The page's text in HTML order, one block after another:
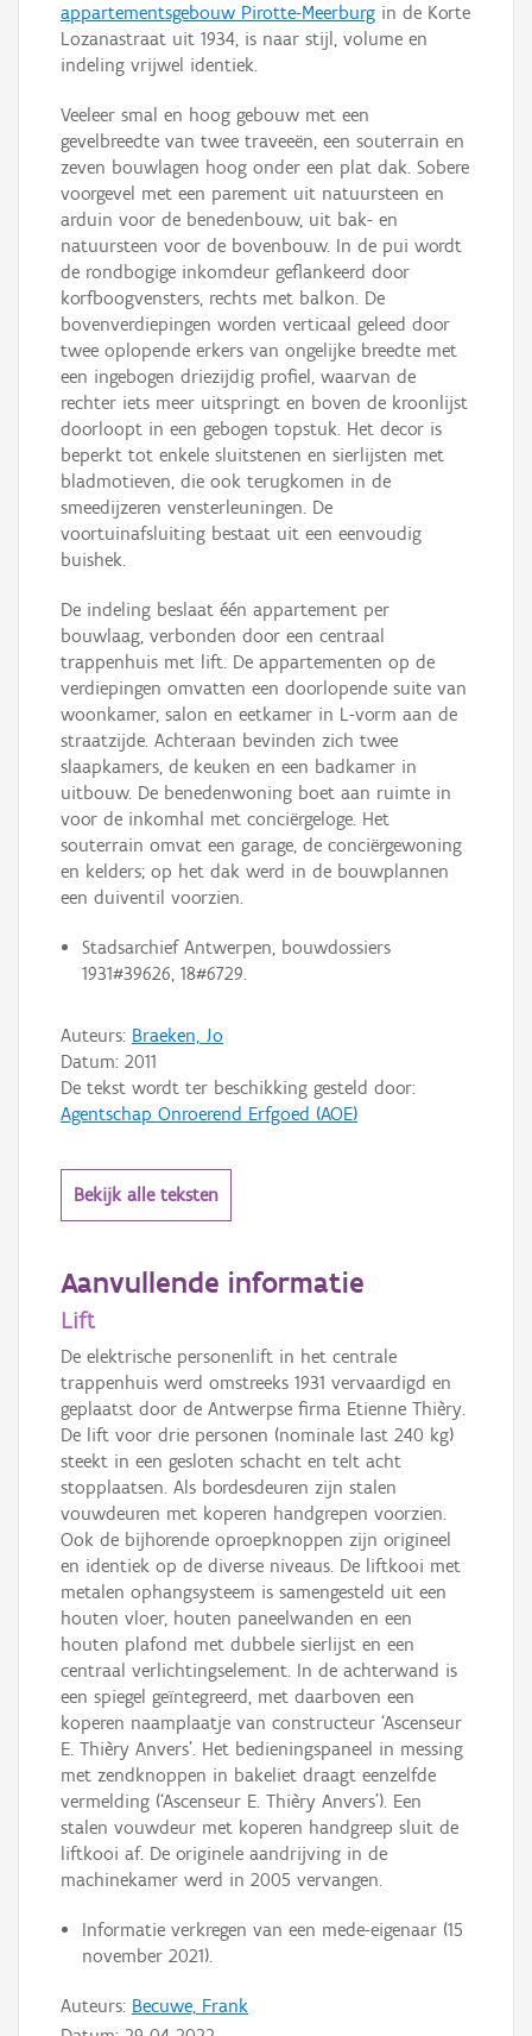
appartementsgebouw Pirotte-Meerburg in de Korte
Lozanastraat uit 1934, is naar stijl, volume en
indeling vrijwel identiek.
Veeleer smal en hoog gebouw met een
gevelbreedte van twee traveeën, een souterrain en
zeven bouwlagen hoog onder een plat dak. Sobere
voorgevel met een parement uit natuursteen en
arduin voor de benedenbouw, uit bak- en
natuursteen voor de bovenbouw. In de pui wordt
de rondbogige inkomdeur geflankeerd door
korfboogvensters, rechts met balkon. De
bovenverdiepingen worden verticaal geleed door
twee oplopende erkers van ongelijke breedte met
een ingebogen driezijdig profiel, waarvan de
rechter iets meer uitspringt en boven de kroonlijst
doorloopt in een gebogen topstuk. Het decor is
beperkt tot enkele sluitstenen en sierlijsten met
bladmotieven, die ook terugkomen in de
smeedijzeren vensterleuningen. De
voortuinafsluiting bestaat uit een eenvoudig
buishek.
De indeling beslaat één appartement per
bouwlaag, verbonden door een centraal
trappenhuis met lift. De appartementen op de
verdiepingen omvatten een doorlopende suite van
woonkamer, salon en eetkamer in L-vorm aan de
straatzijde. Achteraan bevinden zich twee
slaapkamers, de keuken en een badkamer in
uitbouw. De benedenwoning boet aan ruimte in
voor de inkomhal met conciërgeloge. Het
souterrain omvat een garage, de conciërgewoning
en kelders; op het dak werd in de bouwplannen
een duiventil voorzien.
Stadsarchief Antwerpen, bouwdossiers
1931#39626, 18#6729.
Auteurs: Braeken, Jo
Datum: 2011
De tekst wordt ter beschikking gesteld door:
Agentschap Onroerend Erfgoed (AOE)
Bekijk alle teksten
Aanvullende informatie
Lift
De elektrische personenlift in het centrale
trappenhuis werd omstreeks 1931 vervaardigd en
geplaatst door de Antwerpse firma Etienne Thièry.
De lift voor drie personen (nominale last 240 kg)
steekt in een gesloten schacht en telt acht
stopplaatsen. Als bordesdeuren zijn stalen
vouwdeuren met koperen handgrepen voorzien.
Ook de bijhorende oproepknoppen zijn origineel
en identiek op de diverse niveaus. De liftkooi met
metalen ophangsysteem is samengesteld uit een
houten vloer, houten paneelwanden en een
houten plafond met dubbele sierlijst en een
centraal verlichtingselement. In de achterwand is
een spiegel geïntegreerd, met daarboven een
koperen naamplaatje van constructeur ‘Ascenseur
E. Thièry Anvers’. Het bedieningspaneel in messing
met zendknoppen in bakeliet draagt eenzelfde
vermelding (‘Ascenseur E. Thièry Anvers’). Een
stalen vouwdeur met koperen handgreep sluit de
liftkooi af. De originele aandrijving in de
machinekamer werd in 2005 vervangen.
Informatie verkregen van een mede-eigenaar (15
november 2021).
Auteurs: Becuwe, Frank